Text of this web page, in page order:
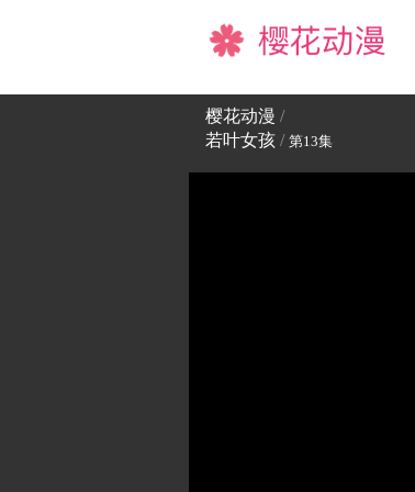
樱花动漫
樱花动漫 /
若叶女孩 / 第13集